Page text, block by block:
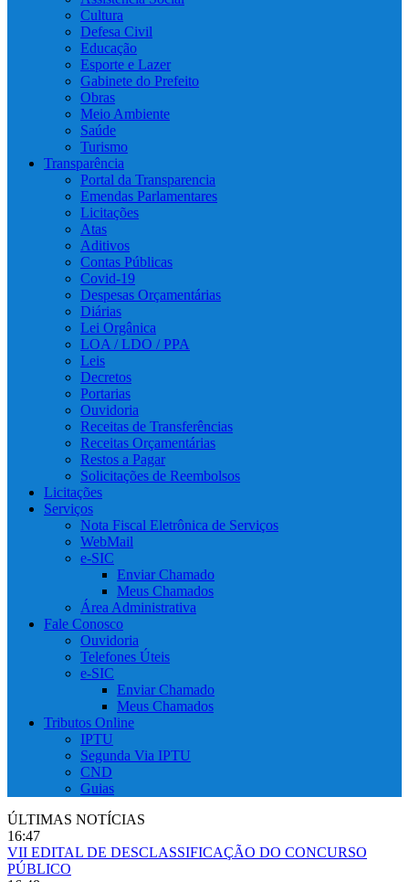
Cultura
Defesa Civil
Educação
Esporte e Lazer
Gabinete do Prefeito
Obras
Meio Ambiente
Saúde
Turismo
Transparência
Portal da Transparencia
Emendas Parlamentares
Licitações
Atas
Aditivos
Contas Públicas
Covid-19
Despesas Orçamentárias
Diárias
Lei Orgânica
LOA / LDO / PPA
Leis
Decretos
Portarias
Ouvidoria
Receitas de Transferências
Receitas Orçamentárias
Restos a Pagar
Solicitações de Reembolsos
Licitações
Serviços
Nota Fiscal Eletrônica de Serviços
WebMail
e-SIC
Enviar Chamado
Meus Chamados
Área Administrativa
Fale Conosco
Ouvidoria
Telefones Úteis
e-SIC
Enviar Chamado
Meus Chamados
Tributos Online
IPTU
Segunda Via IPTU
CND
Guias
ÚLTIMAS NOTÍCIAS
16:47
VII EDITAL DE DESCLASSIFICAÇÃO DO CONCURSO
PÚBLICO